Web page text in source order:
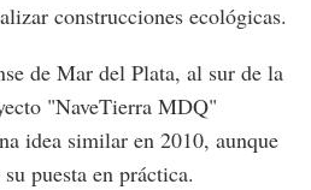
construcciones ecológicas.
de Mar del Plata, al sur de la
"NaveTierra MDQ"
idea similar en 2010, aunque
puesta en práctica.